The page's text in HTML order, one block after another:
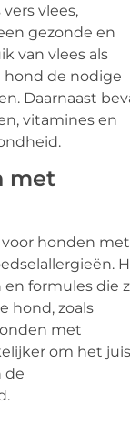
vlees,
gezonde en
van vlees als
de nodige
Daarnaast
vitamines en
met
honden met
formules die
hond, zoals
met
om het
de